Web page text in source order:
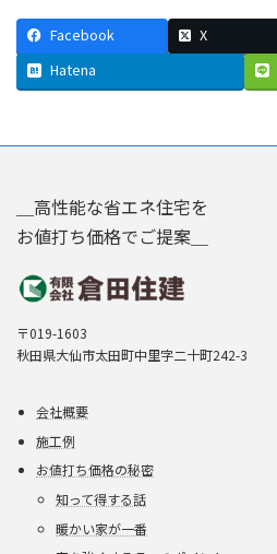
Facebook X
Hatena
＿高性能な省エネ住宅を
お値打ち価格でご提案＿
〒019-1603
秋田県大仙市太田町中里字二十町242-3
会社概要
施工例
お値打ち価格の秘密
知って得する話
暖かい家が一番